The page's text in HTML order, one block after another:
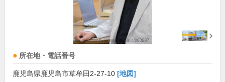
所在地・電話番号
鹿児島県鹿児島市草牟田2-27-10 [地図]